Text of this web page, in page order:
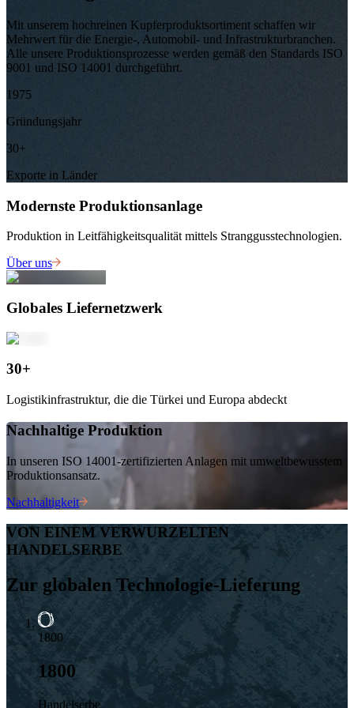
Mit unserem hochreinen Kupferproduktsortiment schaffen wir
Mehrwert für die Energie-, Automobil- und Infrastrukturbranchen.
Alle unsere Produktionsprozesse werden gemäß den Standards ISO
9001 und ISO 14001 durchgeführt.
1975
Gründungsjahr
30+
Exporte in Länder
Modernste Produktionsanlage
Produktion in Leitfähigkeitsqualität mittels Stranggusstechnologien.
Über uns
Globales Liefernetzwerk
30+
Logistikinfrastruktur, die die Türkei und Europa abdeckt
Nachhaltige Produktion
In unseren ISO 14001-zertifizierten Anlagen mit umweltbewusstem
Produktionsansatz.
Nachhaltigkeit
VON EINEM VERWURZELTEN
HANDELSERBE
Zur globalen Technologie-Lieferung
1800
1800
Handelserbe